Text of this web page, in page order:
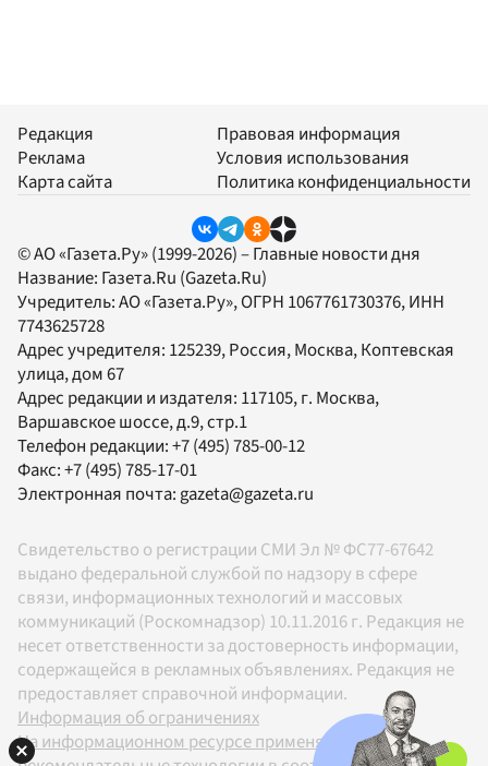
Редакция
Реклама
Карта сайта
Правовая информация
Условия использования
Политика конфиденциальности
© АО «Газета.Ру» (1999-2026) – Главные новости дня
Название: Газета.Ru (Gazeta.Ru)
Учредитель:АО «Газета.Ру», ОГРН 1067761730376, ИНН
7743625728
Адрес учредителя: 125239, Россия, Москва, Коптевская
улица, дом 67
Адрес редакции и издателя: 117105, г. Москва,
Варшавское шоссе, д.9, стр.1
Телефон редакции:+7 (495) 785-00-12
Факс:+7 (495) 785-17-01
Электронная почта: gazeta@gazeta.ru
Свидетельство о регистрации СМИ Эл № ФС77-67642
выдано федеральной службой по надзору в сфере
связи, информационных технологий и массовых
коммуникаций (Роскомнадзор) 10.11.2016 г. Редакция не
несет ответственности за достоверность информации,
содержащейся в рекламных объявлениях. Редакция не
предоставляет справочной информации.
Информация об ограничениях
На информационном ресурсе применяются